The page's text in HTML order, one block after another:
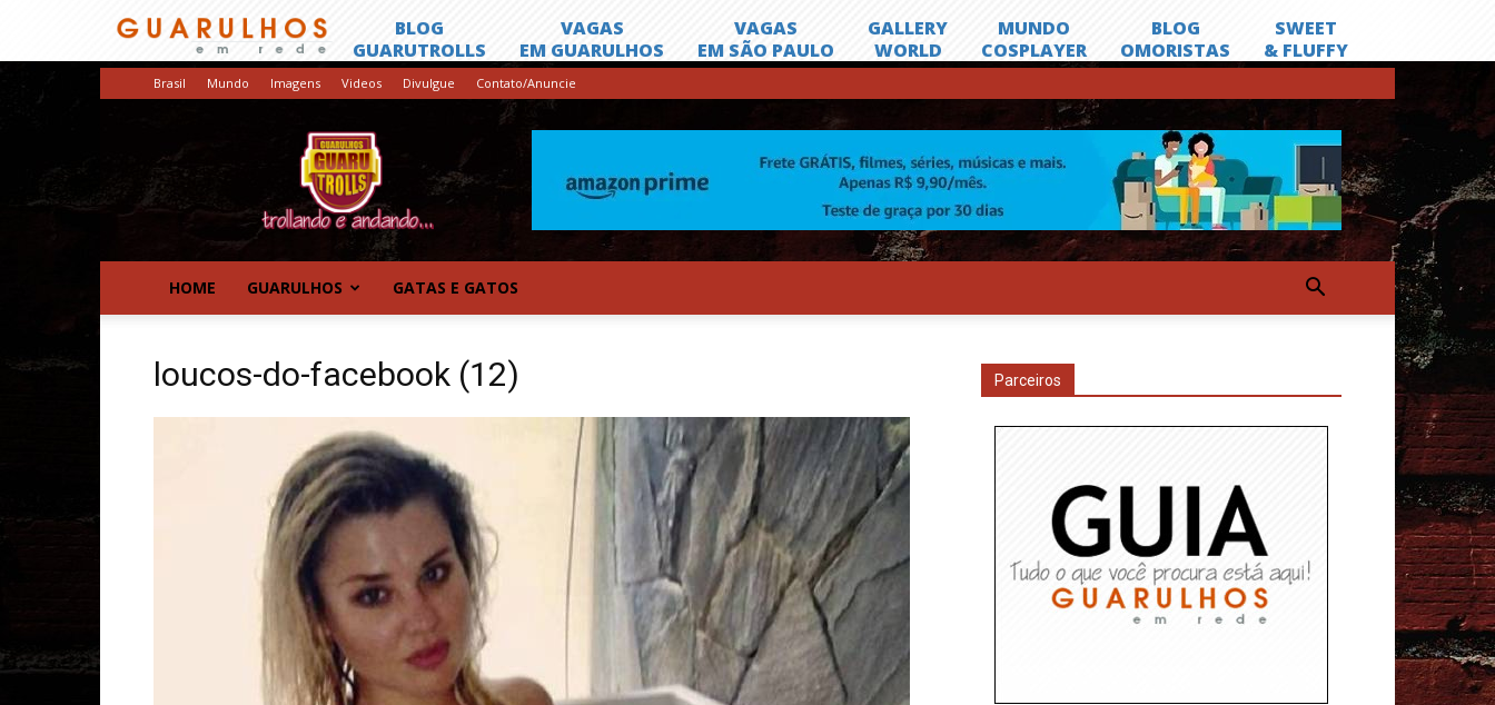
Brasil Mundo Imagens Videos Divulgue Contato/Anuncie
HOME GUARULHOS GATAS E GATOS
loucos-do-facebook (12) Parceiros